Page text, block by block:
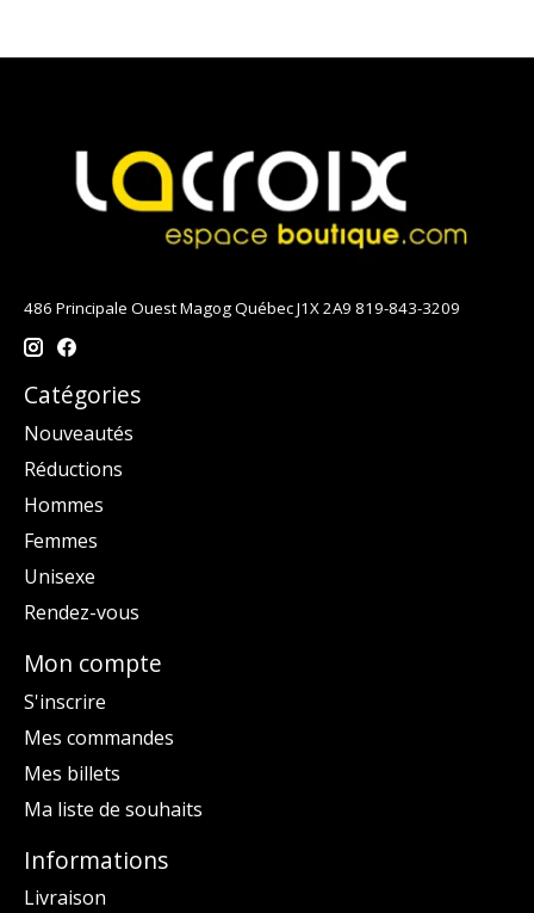
486 Principale Ouest Magog Québec J1X 2A9 819-843-3209
Catégories
Nouveautés
Réductions
Hommes
Femmes
Unisexe
Rendez-vous
Mon compte
S'inscrire
Mes commandes
Mes billets
Ma liste de souhaits
Informations
Livraison